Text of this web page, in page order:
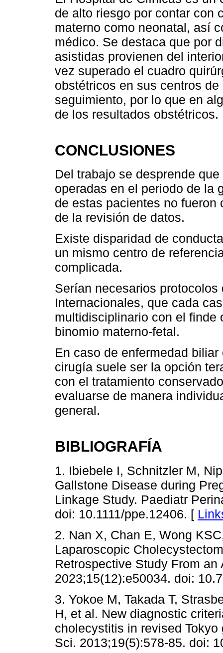
de alto riesgo por contar con
materno como neonatal, así
médico. Se destaca que por
asistidas provienen del
vez superado el cuadro
obstétricos en sus centros
seguimiento, por lo que en
de los resultados obstétricos.
CONCLUSIONES
Del trabajo se desprende
operadas en el periodo de la
de estas pacientes no
de la revisión de datos.
Existe disparidad de
un mismo centro de
complicada.
Serían necesarios
Internacionales, que cada
multidisciplinario con el finde
binomio materno-fetal.
En caso de enfermedad
cirugía suele ser la opción
con el tratamiento
evaluarse de manera
general.
BIBLIOGRAFÍA
1. Ibiebele I, Schnitzler M,
Gallstone Disease during
Linkage Study. Paediatr
doi: 10.1111/ppe.12406. [
2. Nan X, Chan E, Wong
Laparoscopic
Retrospective Study From
2023;15(12):e50034. doi:
3. Yokoe M, Takada T,
H, et al. New diagnostic
cholecystitis in revised
Sci. 2013;19(5):578-85. doi: